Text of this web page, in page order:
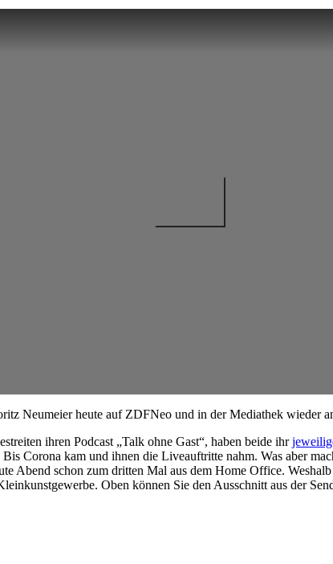
Neumeier heute auf ZDFNeo und in der Mediathek wieder
ihren Podcast „Talk ohne Gast“, haben beide ihr
Corona kam und ihnen die Liveauftritte nahm. Was aber
Abend schon zum dritten Mal aus dem Home Office.
Oben können Sie den Ausschnitt aus der